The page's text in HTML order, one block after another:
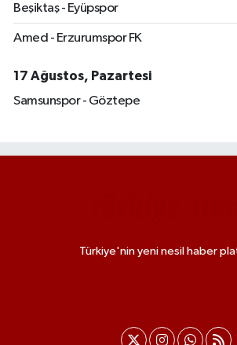
Beşiktaş - Eyüpspor
Amed - Erzurumspor FK
17 Ağustos, Pazartesi
Samsunspor - Göztepe
Türkiye'nin yeni nesil haber